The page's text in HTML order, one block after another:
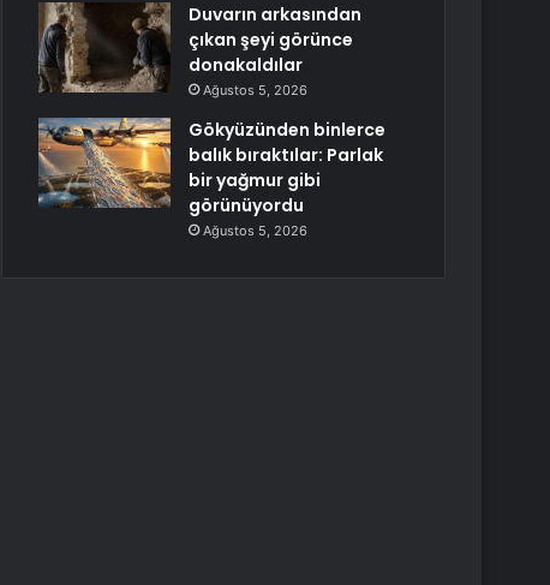
Duvarın arkasından
çıkan şeyi görünce
donakaldılar
Ağustos 5, 2026
Gökyüzünden binlerce
balık bıraktılar: Parlak
bir yağmur gibi
görünüyordu
Ağustos 5, 2026